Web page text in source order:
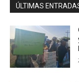
ÚLTIMAS